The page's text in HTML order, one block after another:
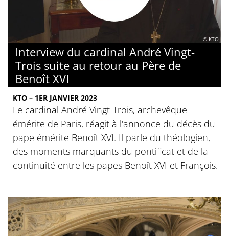
© KTO
Interview du cardinal André Vingt-
Trois suite au retour au Père de
Benoît XVI
KTO – 1ER JANVIER 2023
Le cardinal André Vingt-Trois, archevêque
émérite de Paris, réagit à l'annonce du décès du
pape émérite Benoît XVI. Il parle du théologien,
des moments marquants du pontificat et de la
continuité entre les papes Benoît XVI et François.